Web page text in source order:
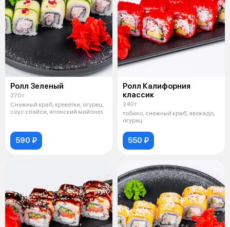
Ролл Зеленый
270 г
Снежный краб, креветки, огурец,
соус спайси, японский майонез
590 ₽
Ролл Калифорния
классик
240 г
тобико, снежный краб, авокадо,
огурец
550 ₽